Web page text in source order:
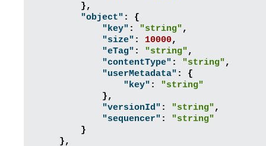
},
"object" :
{
"key" : "string",
"size" : 10000,
"eTag" : "string",
"contentType" : "string",
"userMetadata" :
{
"key" :
"string"
},
"versionId" : "string",
"sequencer" :
"string"
}
},